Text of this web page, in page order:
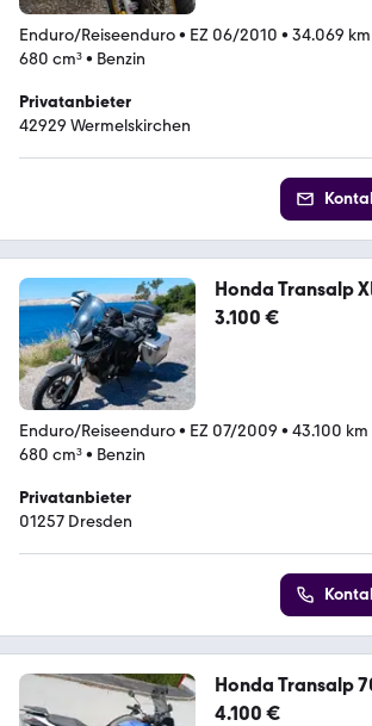
Enduro/Reiseenduro• EZ 06/2010 • 34.069 km
680 cm³• Benzin
Privatanbieter
42929 Wermelskirchen
Honda Transalp
3.100 €
Enduro/Reiseenduro• EZ 07/2009 • 43.100 km
680 cm³• Benzin
Privatanbieter
01257 Dresden
Honda Transalp
4.100 €